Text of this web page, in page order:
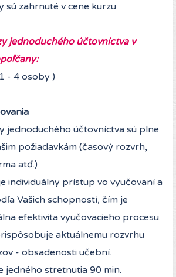
sú zahrnuté v cene kurzu
jednoduchého účtovníctva v
- 4 osoby )
jednoduchého účtovníctva sú plne
požiadavkám (časový rozvrh,
atď.)
individuálny prístup vo vyučovaní a
Vašich schopností, čím je
efektivita vyučovacieho procesu.
aktuálnemu rozvrhu
- obsadenosti učební.
jedného stretnutia 90 min.